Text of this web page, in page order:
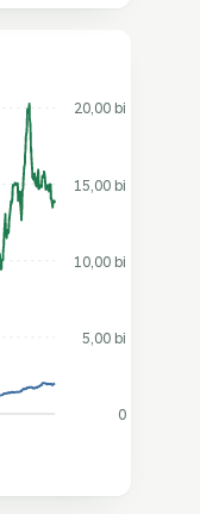
0
5,00 bi
10,00 bi
15,00 bi
20,00 bi